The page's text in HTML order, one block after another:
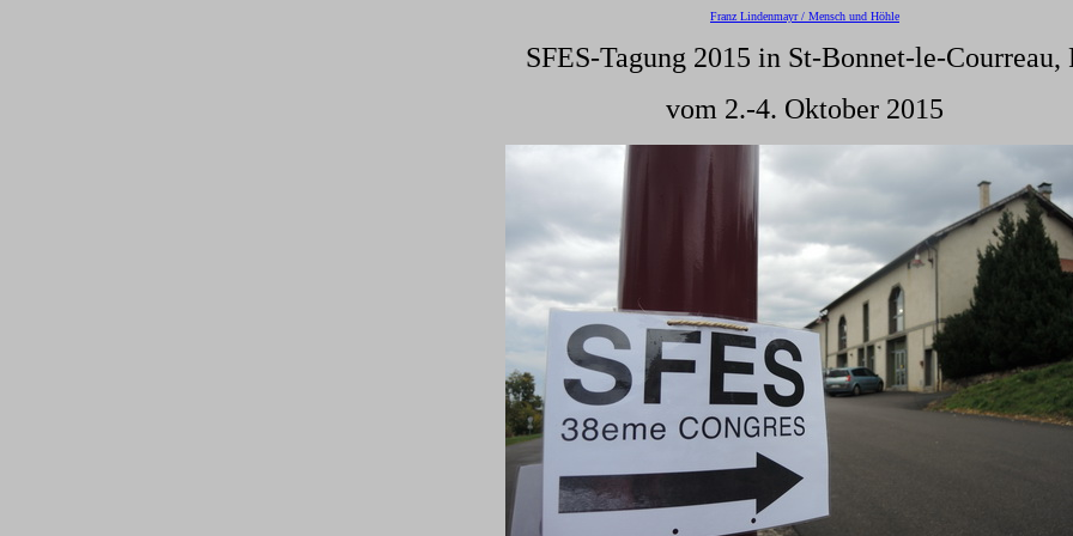
Franz Lindenmayr / Mensch und Höhle
SFES-Tagung 2015 in St-Bonnet-le-Courreau,
vom 2.-4. Oktober 2015